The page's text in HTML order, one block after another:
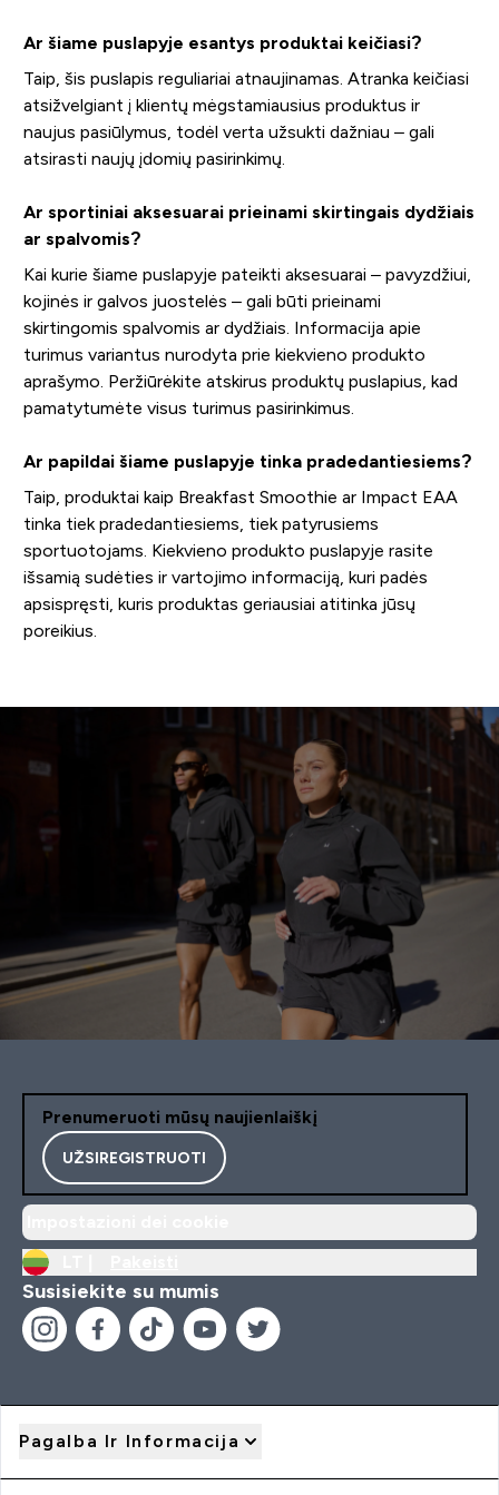
Ar šiame puslapyje esantys produktai keičiasi?
Taip, šis puslapis reguliariai atnaujinamas. Atranka keičiasi
atsižvelgiant į klientų mėgstamiausius produktus ir
naujus pasiūlymus, todėl verta užsukti dažniau – gali
atsirasti naujų įdomių pasirinkimų.
Ar sportiniai aksesuarai prieinami skirtingais dydžiais
ar spalvomis?
Kai kurie šiame puslapyje pateikti aksesuarai – pavyzdžiui,
kojinės ir galvos juostelės – gali būti prieinami
skirtingomis spalvomis ar dydžiais. Informacija apie
turimus variantus nurodyta prie kiekvieno produkto
aprašymo. Peržiūrėkite atskirus produktų puslapius, kad
pamatytumėte visus turimus pasirinkimus.
Ar papildai šiame puslapyje tinka pradedantiesiems?
Taip, produktai kaip Breakfast Smoothie ar Impact EAA
tinka tiek pradedantiesiems, tiek patyrusiems
sportuotojams. Kiekvieno produkto puslapyje rasite
išsamią sudėties ir vartojimo informaciją, kuri padės
apsispręsti, kuris produktas geriausiai atitinka jūsų
poreikius.
Prenumeruoti mūsų naujienlaiškį
UŽSIREGISTRUOTI
Susisiekite su mumis
Pagalba Ir Informacija